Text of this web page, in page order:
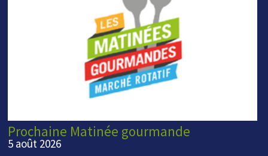
Prochaine Matinée gourmande
5 août 2026